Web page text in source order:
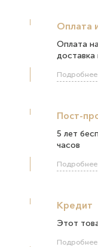
Оплата
Оплата
Подробнее
Пост-
5 лет
часов
Подробнее
Кредит
Этот
Подробнее